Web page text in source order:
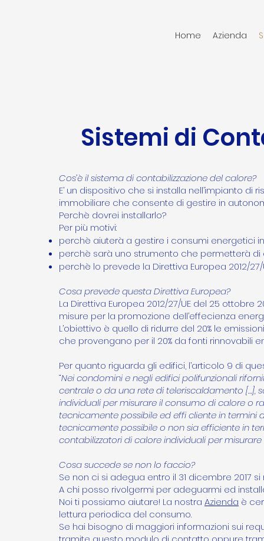
Home Azienda
Sistemi di
Cos’è il sistema di contabilizzazione del calore?
E’ un dispositivo che si installa nell’impianto
immobiliare che consente di gestire in
Perchè dovrei installarlo?
Per più motivi:
perchè aiuterà a gestire i consumi energetici
perchè sarà uno strumento che permetterà
perchè lo prevede la Direttiva Europea 2012/27/
Cosa prevede questa Direttiva Europea?
La Direttiva Europea 2012/27/UE del 25 ottobre
misure per la promozione dell’effecienza
L’obiettivo è quello di ridurre del 20% le
che provengano per il 20% da fonti rinnovabili
Per quanto riguarda gli edifici, l’articolo 9 di
“Nei condomini e negli edifici polifunzionali
centrale o da una rete di teleriscaldamento […],
individuali per misurare il consumo di calore o
tecnicamente possibile ed effi cliente in termini
tecnicamente possibile o non sia efficiente in
contabilizzatori di calore individuali per
Cosa succede se non lo faccio?
Se non ci si adegua entro il 31 dicembre 2017
A chi posso rivolgermi per adeguarmi ed
Noi ti possiamo aiutare! La nostra Azienda è
lettura periodica del consumo.
Se hai bisogno di maggiori informazioni sui